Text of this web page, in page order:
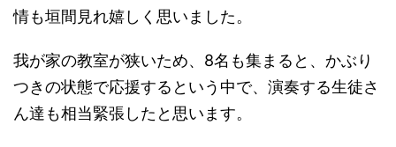
情も垣間見れ嬉しく思いました。
我が家の教室が狭いため、8名も集まると、かぶり
つきの状態で応援するという中で、演奏する生徒さ
ん達も相当緊張したと思います。